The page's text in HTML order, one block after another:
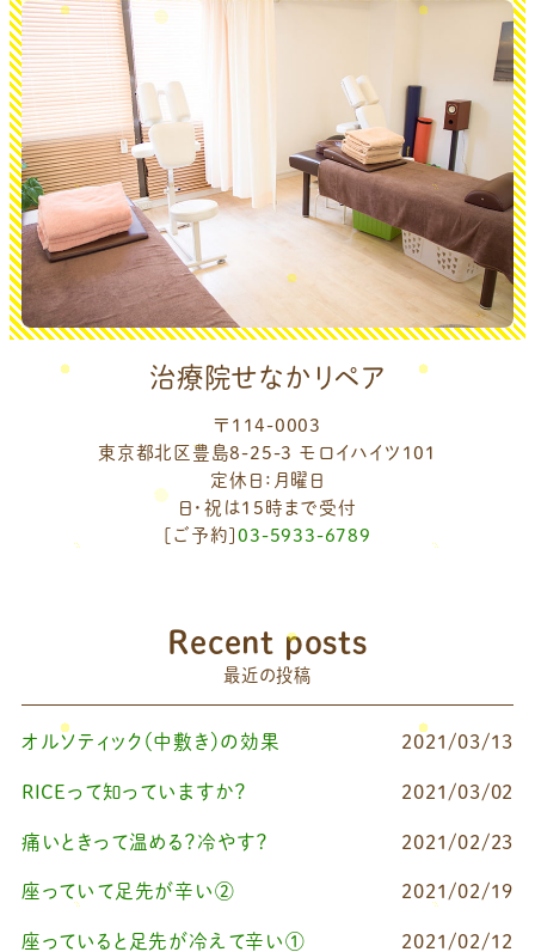
治療院せなかリペア
〒114-0003
東京都北区豊島8-25-3 モロイハイツ101
定休日：月曜日
日・祝は15時まで受付
[ご予約]03-5933-6789
Recent posts
最近の投稿
オルソティック（中敷き）の効果 2021/03/13
RICEって知っていますか？ 2021/03/02
痛いときって温める？冷やす？ 2021/02/23
座っていて足先が辛い② 2021/02/19
座っていると足先が冷えて辛い① 2021/02/12